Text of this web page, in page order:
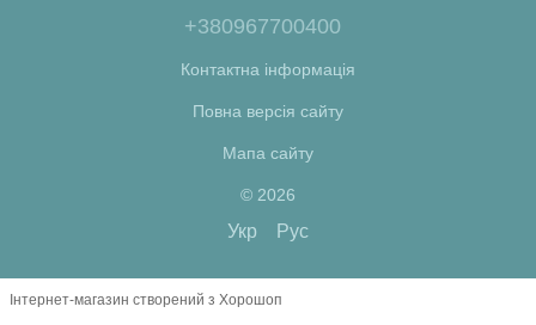
+380967700400
Контактна інформація
Повна версія сайту
Мапа сайту
© 2026
Укр Рус
Інтернет-магазин створений з Хорошоп